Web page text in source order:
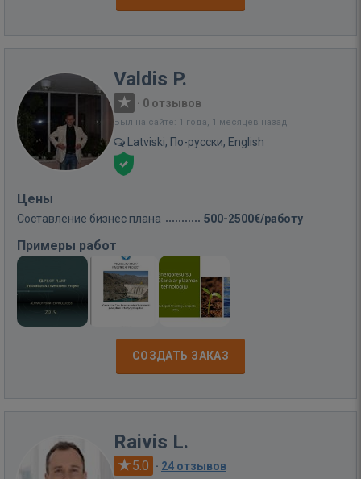
Valdis P.
· 0 отзывов
Был на сайте: 1 года, 1 месяцев назад
Latviski, По-русски, English
Цены
Составление бизнес плана 500-2500€/работу
Примеры работ
СОЗДАТЬ ЗАКАЗ
Raivis L.
5.0 · 24 отзывов